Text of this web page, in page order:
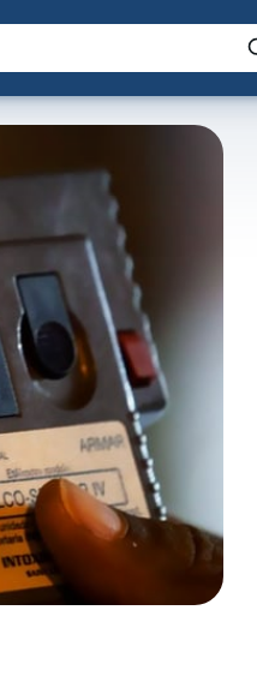
com a IA Buscar no Jus